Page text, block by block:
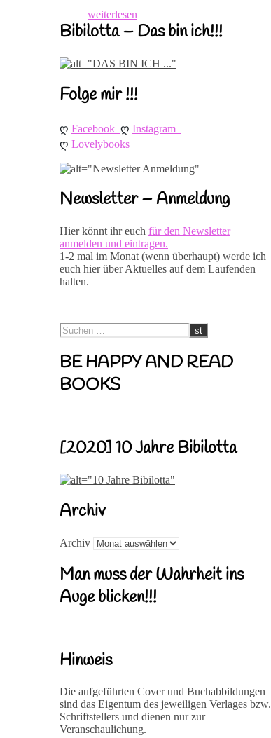
weiterlesen
Bibilotta – Das bin ich!!!
Folge mir !!!
ღ Facebook ღ Instagram
ღ Lovelybooks
Newsletter – Anmeldung
Hier könnt ihr euch für den Newsletter
anmelden und eintragen.
1-2 mal im Monat (wenn überhaupt) werde ich
euch hier über Aktuelles auf dem Laufenden
halten.
BE HAPPY AND READ
BOOKS
[2020] 10 Jahre Bibilotta
Archiv
Archiv
Man muss der Wahrheit ins
Auge blicken!!!
Hinweis
Die aufgeführten Cover und Buchabbildungen
sind das Eigentum des jeweiligen Verlages bzw.
Schriftstellers und dienen nur zur
Veranschaulichung.